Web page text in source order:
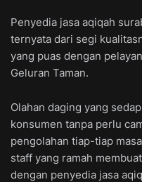
Penyedia jasa aqiqah
ternyata dari segi
yang puas dengan
Geluran Taman.
Olahan daging yang
konsumen tanpa perlu
pengolahan tiap-tiap
staff yang ramah
dengan penyedia jasa